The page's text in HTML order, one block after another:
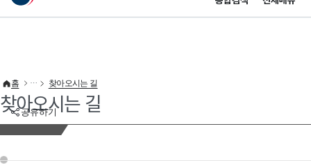
이 누리집은 대한민국 공식 전자정부 누리집입니다.
공유하기
홈 찾아오시는 길
찾아오시는 길